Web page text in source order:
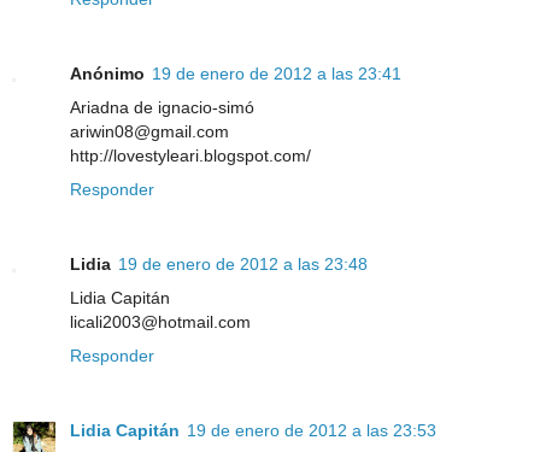
Anónimo 19 de enero de 2012 a las 23:41
Ariadna de ignacio-simó
ariwin08@gmail.com
http://lovestyleari.blogspot.com/
Responder
Lidia 19 de enero de 2012 a las 23:48
Lidia Capitán
licali2003@hotmail.com
Responder
Lidia Capitán 19 de enero de 2012 a las 23:53